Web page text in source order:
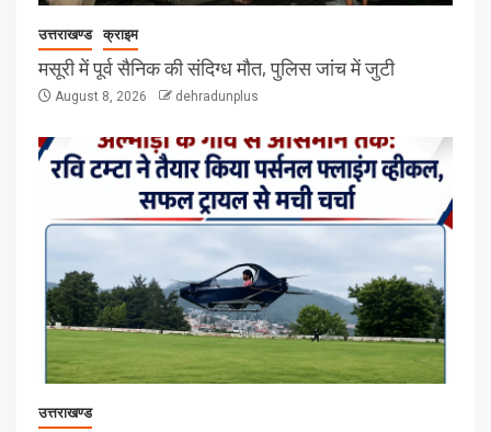
उत्तराखण्ड क्राइम
मसूरी में पूर्व सैनिक की संदिग्ध मौत, पुलिस जांच में जुटी
August 8, 2026 dehradunplus
उत्तराखण्ड